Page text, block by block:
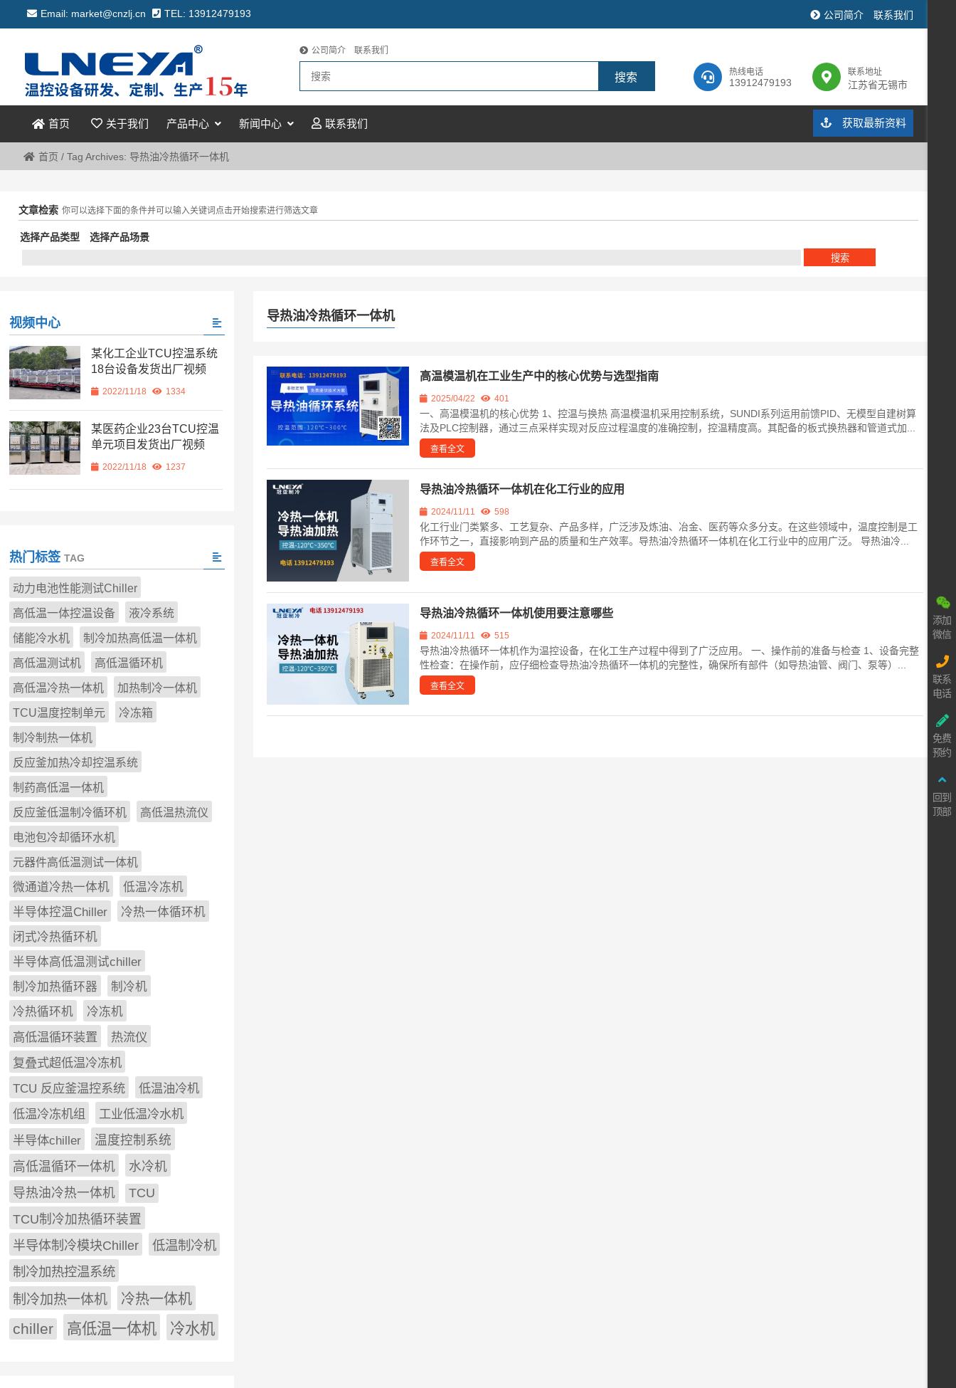
Email: market@cnzlj.cn TEL: 13912479193 公司简介 联系我们
热线电话
13912479193
联系地址
江苏省无锡市
公司简介 联系我们
首页 关于我们 产品中心 新闻中心 联系我们 获取最新资料
首页 / Tag Archives: 导热油冷热循环一体机
文章检索 你可以选择下面的条件并可以输入关键词点击开始搜索进行筛选文章
选择产品类型 选择产品场景
导热油冷热循环一体机
高温模温机在工业生产中的核心优势与选型指南
2025/04/22 401
一、高温模温机的核心优势 1、控温与换热 高温模温机采用控制系统，SUNDI系列运用前馈PID、无模型自建树算
法及PLC控制器，通过三点采样实现对反应过程温度的准确控制，控温精度高。其配备的板式换热器和管道式加...
查看全文
导热油冷热循环一体机在化工行业的应用
2024/11/11 598
化工行业门类繁多、工艺复杂、产品多样，广泛涉及炼油、冶金、医药等众多分支。在这些领域中，温度控制是工
作环节之一，直接影响到产品的质量和生产效率。导热油冷热循环一体机在化工行业中的应用广泛。 导热油冷...
查看全文
导热油冷热循环一体机使用要注意哪些
2024/11/11 515
导热油冷热循环一体机作为温控设备，在化工生产过程中得到了广泛应用。 一、操作前的准备与检查 1、设备完整
性检查：在操作前，应仔细检查导热油冷热循环一体机的完整性，确保所有部件（如导热油管、阀门、泵等）...
查看全文
视频中心
某化工企业TCU控温系统
18台设备发货出厂视频
2022/11/18 1334
某医药企业23台TCU控温
单元项目发货出厂视频
2022/11/18 1237
热门标签 TAG
动力电池性能测试Chiller
高低温一体控温设备 液冷系统
储能冷水机 制冷加热高低温一体机
高低温测试机 高低温循环机
高低温冷热一体机 加热制冷一体机
TCU温度控制单元 冷冻箱
制冷制热一体机
反应釜加热冷却控温系统
制药高低温一体机
反应釜低温制冷循环机 高低温热流仪
电池包冷却循环水机
元器件高低温测试一体机
微通道冷热一体机
低温冷冻机
半导体控温Chiller
冷热一体循环机
闭式冷热循环机
半导体高低温测试chiller
制冷加热循环器
制冷机
冷热循环机
冷冻机
高低温循环装置
热流仪
复叠式超低温冷冻机
TCU 反应釜温控系统
低温油冷机
低温冷冻机组
工业低温冷水机
半导体chiller
温度控制系统
高低温循环一体机
水冷机
导热油冷热一体机
TCU
TCU制冷加热循环装置
半导体制冷模块Chiller
低温制冷机
制冷加热控温系统
制冷加热一体机
冷热一体机
chiller 高低温一体机 冷水机
添加
微信
联系
电话
免费
预约
回到
顶部